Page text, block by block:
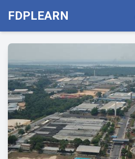
FDPLEARN